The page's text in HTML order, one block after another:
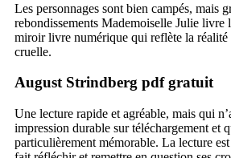
Les personnages sont bien campés, mais
rebondissements Mademoiselle Julie livre
miroir livre numérique qui reflète la réalité
cruelle.
August Strindberg pdf gratuit
Une lecture rapide et agréable, mais qui
impression durable sur téléchargement et
particulièrement mémorable. La lecture